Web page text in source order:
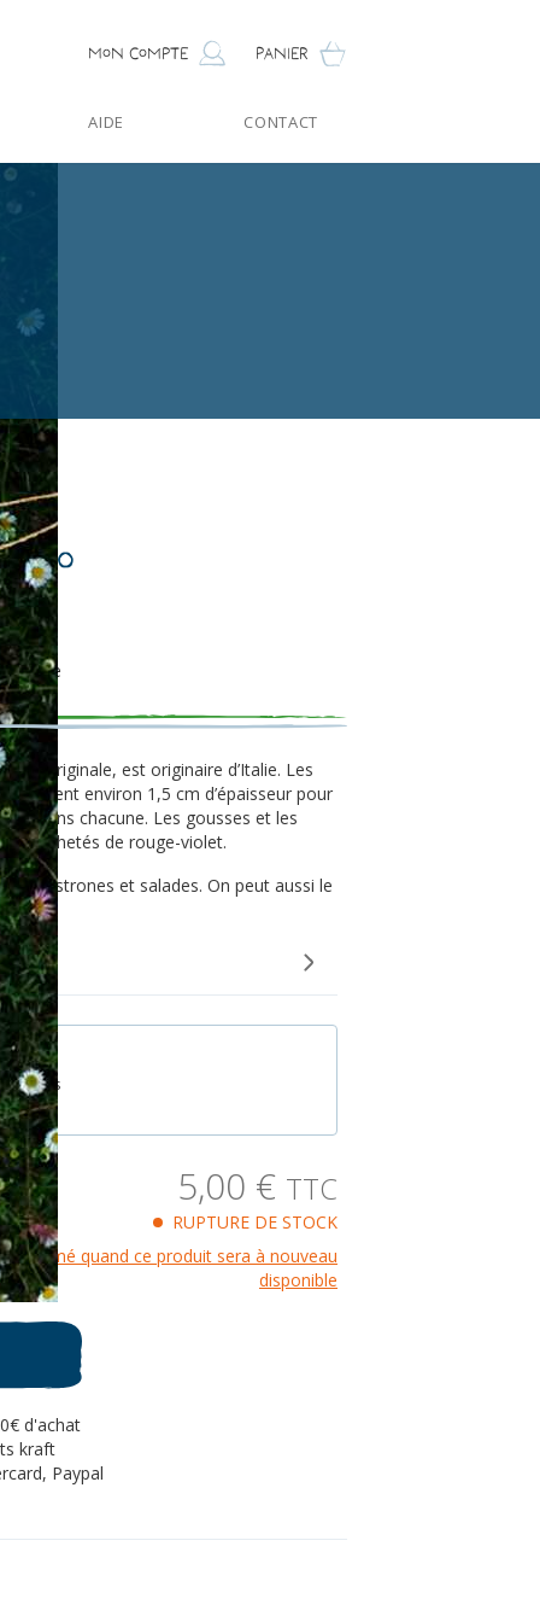
Mon compte Panier
AIDE CONTACT
Bio
et originale, est originaire d’Italie. Les
environ 1,5 cm d’épaisseur pour
grains chacune. Les gousses et les
mouchetés de rouge-violet.
minestrones et salades. On peut aussi le
graines
5,00 € TTC
RUPTURE DE STOCK
informé quand ce produit sera à nouveau
disponible
d'achat
kraft
Paypal